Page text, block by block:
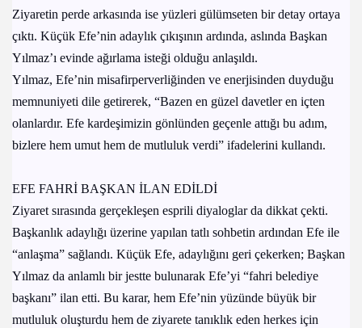
Ziyaretin perde arkasında ise yüzleri gülümseten bir detay ortaya
çıktı. Küçük Efe’nin adaylık çıkışının ardında, aslında Başkan
Yılmaz’ı evinde ağırlama isteği olduğu anlaşıldı.
Yılmaz, Efe’nin misafirperverliğinden ve enerjisinden duyduğu
memnuniyeti dile getirerek, “Bazen en güzel davetler en içten
olanlardır. Efe kardeşimizin gönlünden geçenle attığı bu adım,
bizlere hem umut hem de mutluluk verdi” ifadelerini kullandı.
EFE FAHRİ BAŞKAN İLAN EDİLDİ
Ziyaret sırasında gerçekleşen esprili diyaloglar da dikkat çekti.
Başkanlık adaylığı üzerine yapılan tatlı sohbetin ardından Efe ile
“anlaşma” sağlandı. Küçük Efe, adaylığını geri çekerken; Başkan
Yılmaz da anlamlı bir jestte bulunarak Efe’yi “fahri belediye
başkanı” ilan etti. Bu karar, hem Efe’nin yüzünde büyük bir
mutluluk oluşturdu hem de ziyarete tanıklık eden herkes için